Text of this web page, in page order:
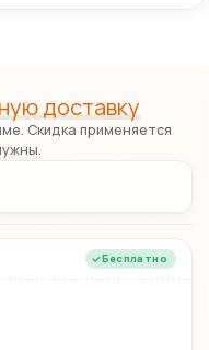
доставку
Скидка применяется
Бесплатно